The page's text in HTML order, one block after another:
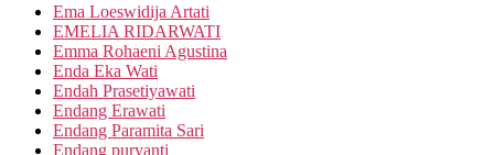
Ema Loeswidija Artati
EMELIA RIDARWATI
Emma Rohaeni Agustina
Enda Eka Wati
Endah Prasetiyawati
Endang Erawati
Endang Paramita Sari
Endang puryanti